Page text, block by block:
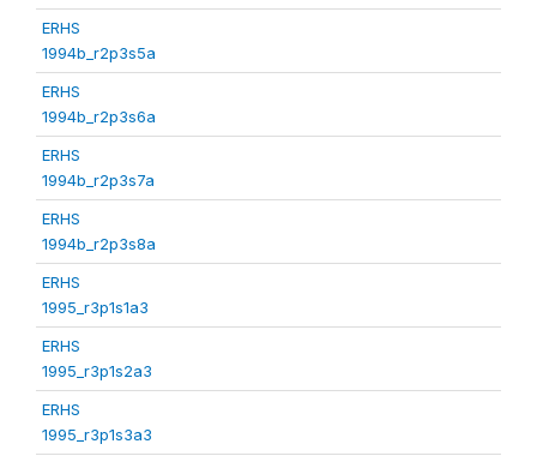
ERHS
1994b_r2p3s5a
ERHS
1994b_r2p3s6a
ERHS
1994b_r2p3s7a
ERHS
1994b_r2p3s8a
ERHS
1995_r3p1s1a3
ERHS
1995_r3p1s2a3
ERHS
1995_r3p1s3a3